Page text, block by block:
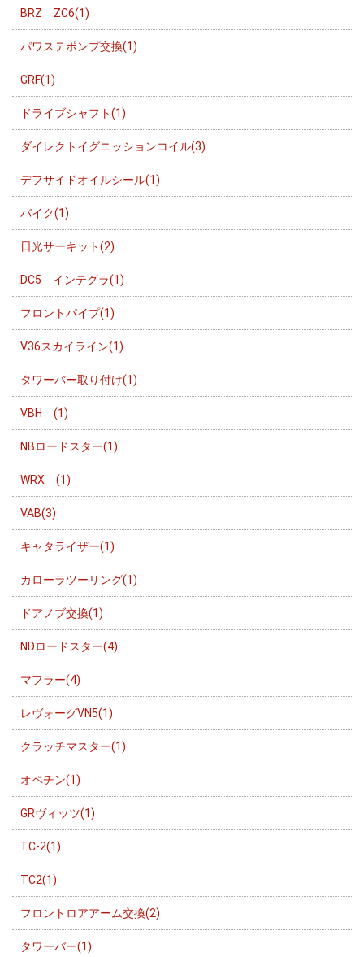
BRZ ZC6(1)
パワステポンプ交換(1)
GRF(1)
ドライブシャフト(1)
ダイレクトイグニッションコイル(3)
デフサイドオイルシール(1)
バイク(1)
日光サーキット(2)
DC5 インテグラ(1)
フロントパイプ(1)
V36スカイライン(1)
タワーバー取り付け(1)
VBH (1)
NBロードスター(1)
WRX (1)
VAB(3)
キャタライザー(1)
カローラツーリング(1)
ドアノブ交換(1)
NDロードスター(4)
マフラー(4)
レヴォーグVN5(1)
クラッチマスター(1)
オペチン(1)
GRヴィッツ(1)
TC-2(1)
TC2(1)
フロントロアアーム交換(2)
タワーバー(1)